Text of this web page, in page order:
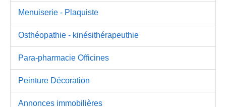
Menuiserie - Plaquiste
Osthéopathie - kinésithérapeuthie
Para-pharmacie Officines
Peinture Décoration
Annonces immobilières